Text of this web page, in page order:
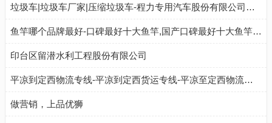
垃圾车|垃圾车厂家|压缩垃圾车-程力专用汽车股份有限公司销售八分公司
鱼竿哪个品牌最好-口碑最好十大鱼竿,国产口碑最好十大鱼竿,鱼竿哪个牌子性价比高
印台区留潜水利工程股份有限公司
平凉到定西物流专线-平凉到定西货运专线-平凉至定西物流公司-就发物流网
做营销，上品优狮